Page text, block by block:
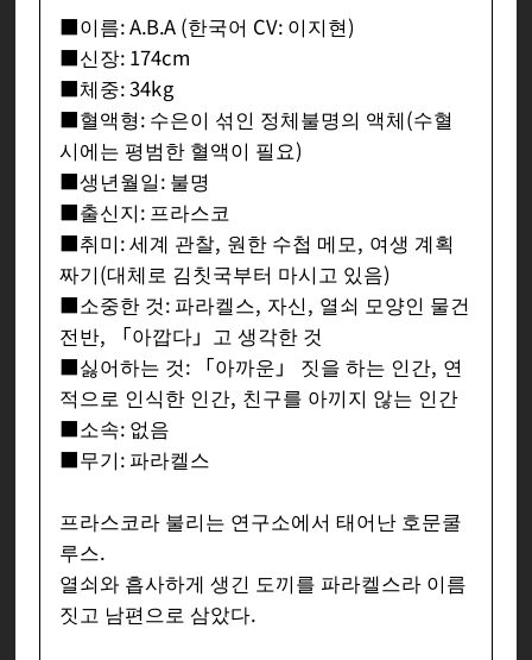
■이름: A.B.A (한국어 CV: 이지현)
■신장: 174cm
■체중: 34kg
■혈액형: 수은이 섞인 정체불명의 액체(수혈
시에는 평범한 혈액이 필요)
■생년월일: 불명
■출신지: 프라스코
■취미: 세계 관찰, 원한 수첩 메모, 여생 계획
짜기(대체로 김칫국부터 마시고 있음)
■소중한 것: 파라켈스, 자신, 열쇠 모양인 물건
전반, 「아깝다」고 생각한 것
■싫어하는 것: 「아까운」 짓을 하는 인간, 연
적으로 인식한 인간, 친구를 아끼지 않는 인간
■소속: 없음
■무기: 파라켈스
프라스코라 불리는 연구소에서 태어난 호문쿨
루스.
열쇠와 흡사하게 생긴 도끼를 파라켈스라 이름
짓고 남편으로 삼았다.